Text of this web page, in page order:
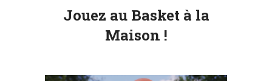
Jouez au Basket à la
Maison !